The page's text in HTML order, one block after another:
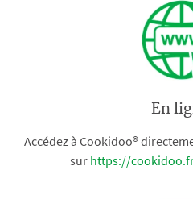
En
Accédez à Cookidoo®
sur https://